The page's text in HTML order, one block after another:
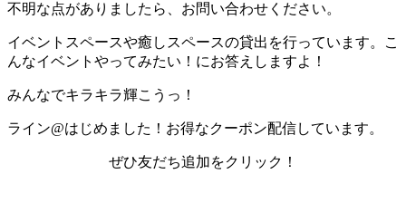
不明な点がありましたら、お問い合わせください。
イベントスペースや癒しスペースの貸出を行っています。こ
んなイベントやってみたい！にお答えしますよ！
みんなでキラキラ輝こうっ！
ライン@はじめました！お得なクーポン配信しています。
ぜひ友だち追加をクリック！